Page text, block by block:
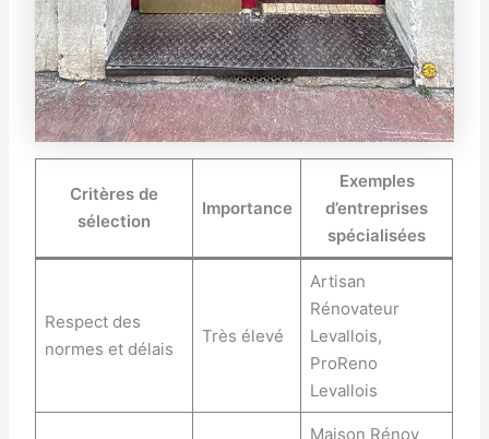
Critères de
sélection
Importance
Exemples
d’entreprises
spécialisées
Respect des
normes et délais
Très élevé
Artisan
Rénovateur
Levallois,
ProReno
Levallois
Maison Rénov